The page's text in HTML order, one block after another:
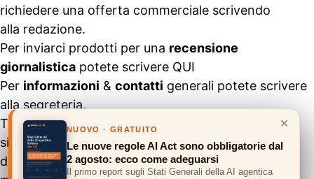
richiedere una offerta commerciale scrivendo
alla redazione.
Per inviarci prodotti per una recensione
giornalistica potete scrivere QUI
Per informazioni & contatti generali potete scrivere
allasegreteria.
Tutti i contenuti pubblicati all’interno del
sito #ASSODIGITALE.“Copyright 2024” non sono
duplicabili e/o riproducibili in nessuna forma,
×
NUOVO · GRATUITO
Le nuove regole AI Act sono obbligatorie dal
2 agosto: ecco come adeguarsi
Il primo report sugli Stati Generali della AI agentica